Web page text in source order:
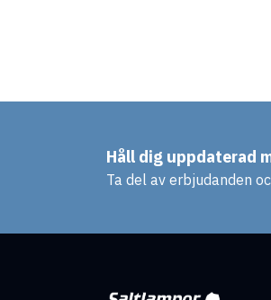
Håll dig uppdaterad
Ta del av erbjudanden